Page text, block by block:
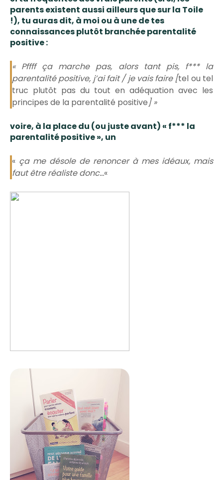
parents existent aussi ailleurs que sur la Toile
!), tu auras dit, à moi ou à une de tes
connaissances plutôt branchée parentalité
positive :
« Pffff ça marche pas, alors tant pis, f*** la
parentalité positive, j’ai fait / je vais faire [tel ou tel
truc plutôt pas du tout en adéquation avec les
principes de la parentalité positive] »
voire, à la place du (ou juste avant) « f*** la
parentalité positive », un
« ça me désole de renoncer à mes idéaux, mais
faut être réaliste donc…«